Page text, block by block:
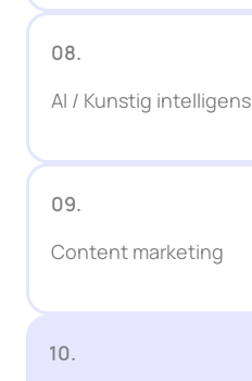
08.
AI / Kunstig intelligens
09.
Content marketing
10.